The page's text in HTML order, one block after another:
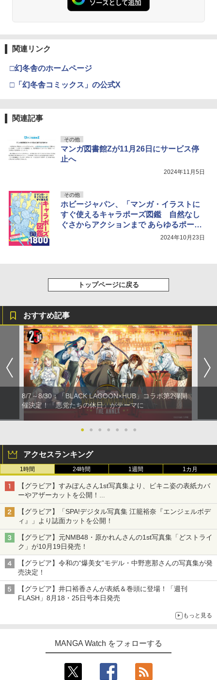
関連リンク
□幻冬舎のホームページ
□「幻冬舎コミックス」の公式X
関連記事
その他
マンガ図書館Zが11月26日にサービス停
止へ
2024年11月5日
その他
ホビージャパン、「マンガ・イラストに
すぐ使えるキャラポーズ図鑑 自然なし
ぐさからアクションまで あらゆるポーズ
1800」の絶版、電子書籍版の配信停止を
2024年10月23日
トップページに戻る
おすすめ記事
8/7～8/30：「BLACK LAGOON×HUB」コラボ第2弾開
催決定！「悪党たちの休日」がテーマに
● ● ● ● ● ● ●
アクセスランキング
1時間 24時間 1週間 1カ月
【グラビア】すみぽんさん1st写真集より、ビキニ姿の表紙カバ
ーやアザーカットを公開！
タイトルは「offcourt（オフコート）」に決定
【グラビア】「SPA!デジタル写真集 江籠裕奈『エンジェルボデ
ィ』」より誌面カットを公開！
【グラビア】元NMB48・原かれんさんの1st写真集「どストライ
ク」が10月19日発売！
【グラビア】令和の“爆美女”モデル・中野恵那さんの写真集が発
売決定！
【グラビア】井口裕香さんが表紙＆巻頭に登場！「週刊
FLASH」8月18・25日号本日発売
もっと見る
MANGA Watch をフォローする